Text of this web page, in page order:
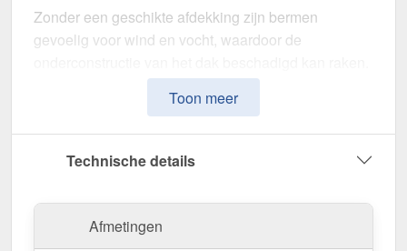
Zonder een geschikte afdekking zijn bermen
gevoelig voor wind en vocht, waardoor de
Deze windveer is speciaal ontwikkeld om de
zijafwerking optimaal af te dichten
van het dak te verbeteren. Hij maakt indruk door zijn
eenvoudige montage, hoge weerstand en robuuste
Gemaakt van
van 0,70 mm, biedt dit zetwerk een hoge stabiliteit.
Toon meer
Technische details
Afmetingen